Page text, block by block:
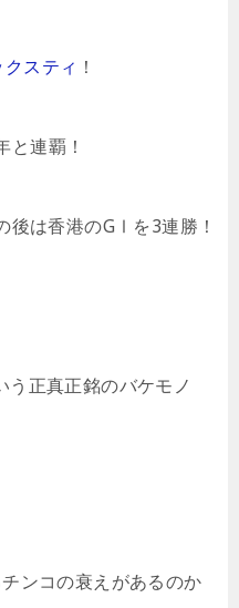
スティ ！
と連覇！
後は香港のGⅠを3連勝！
う正真正銘のバケモノ
ンコの衰えがあるのか